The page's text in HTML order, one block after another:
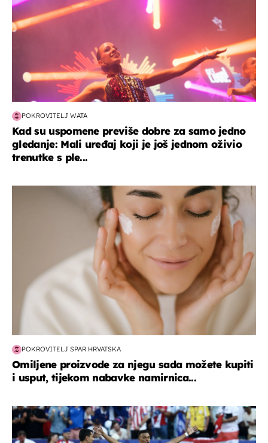
POKROVITELJ WATA
Kad su uspomene previše dobre za samo jedno
gledanje: Mali uređaj koji je još jednom oživio
trenutke s ple...
moda & ljepota
POKROVITELJ SPAR HRVATSKA
Omiljene proizvode za njegu sada možete kupiti
i usput, tijekom nabavke namirnica...
svjetsko prvenstvo 2026